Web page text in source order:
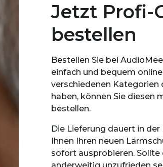
Jetzt Profi-
bestellen
Bestellen Sie bei
einfach und bequem
verschiedenen Kategorien
haben, können Sie diesen
bestellen.
Die Lieferung dauert in
Ihnen Ihren neuen
sofort ausprobieren. Sollte